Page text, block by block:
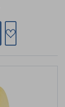
Zum